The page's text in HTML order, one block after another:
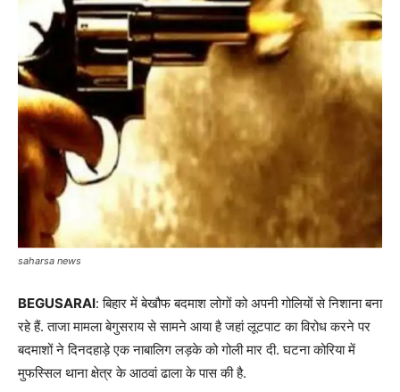
saharsa news
BEGUSARAI: बिहार में बेखौफ बदमाश लोगों को अपनी गोलियों से निशाना बना
रहे हैं. ताजा मामला बेगुसराय से सामने आया है जहां लूटपाट का विरोध करने पर
बदमाशों ने दिनदहाड़े एक नाबालिग लड़के को गोली मार दी. घटना कोरिया में
मुफस्सिल थाना क्षेत्र के आठवां ढाला के पास की है.